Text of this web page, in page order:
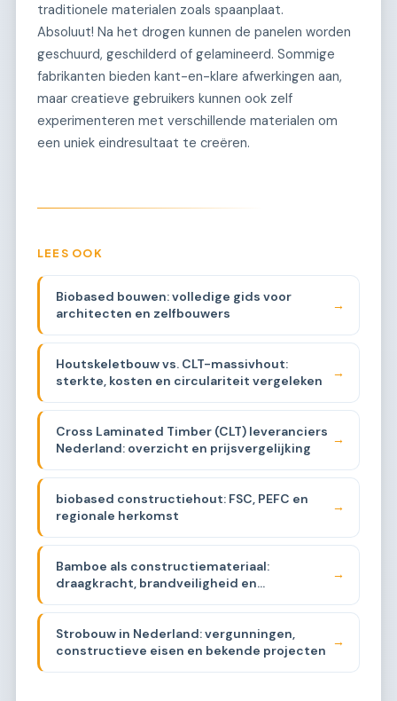
traditionele materialen zoals spaanplaat.
Absoluut! Na het drogen kunnen de panelen worden
geschuurd, geschilderd of gelamineerd. Sommige
fabrikanten bieden kant-en-klare afwerkingen aan,
maar creatieve gebruikers kunnen ook zelf
experimenteren met verschillende materialen om
een uniek eindresultaat te creëren.
LEES OOK
Biobased bouwen: volledige gids voor
architecten en zelfbouwers
→
Houtskeletbouw vs. CLT-massivhout:
sterkte, kosten en circulariteit vergeleken
→
Cross Laminated Timber (CLT) leveranciers
Nederland: overzicht en prijsvergelijking
→
biobased constructiehout: FSC, PEFC en
regionale herkomst
→
Bamboe als constructiemateriaal:
draagkracht, brandveiligheid en
→
Strobouw in Nederland: vergunningen,
constructieve eisen en bekende projecten
→